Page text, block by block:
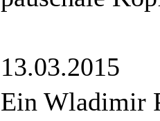
13.03.2015
Ein Wladimir